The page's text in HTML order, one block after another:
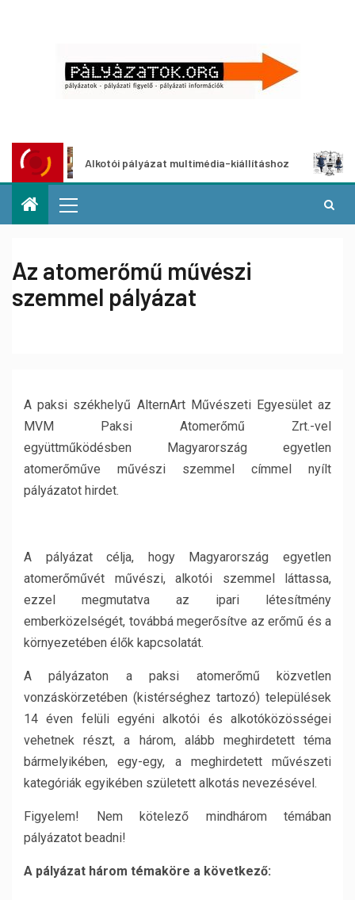
Alkotói pályázat multimédia-kiállításhoz
Az atomerőmű művészi
szemmel pályázat
A paksi székhelyű AlternArt Művészeti Egyesület az
MVM Paksi Atomerőmű Zrt.-vel
együttműködésben Magyarország egyetlen
atomerőműve művészi szemmel címmel nyílt
pályázatot hirdet.
A pályázat célja, hogy Magyarország egyetlen
atomerőművét művészi, alkotói szemmel láttassa,
ezzel megmutatva az ipari létesítmény
emberközelségét, továbbá megerősítve az erőmű és a
környezetében élők kapcsolatát.
A pályázaton a paksi atomerőmű közvetlen
vonzáskörzetében (kistérséghez tartozó) települések
14 éven felüli egyéni alkotói és alkotóközösségei
vehetnek részt, a három, alább meghirdetett téma
bármelyikében, egy-egy, a meghirdetett művészeti
kategóriák egyikében született alkotás nevezésével.
Figyelem! Nem kötelező mindhárom témában
pályázatot beadni!
A pályázat három témaköre a következő: